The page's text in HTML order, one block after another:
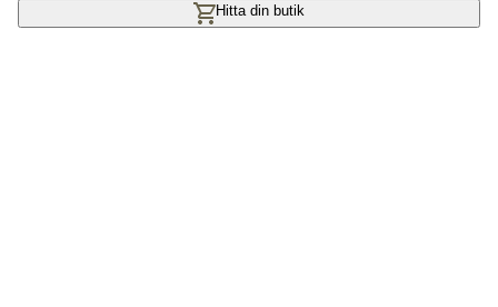
Hitta din butik